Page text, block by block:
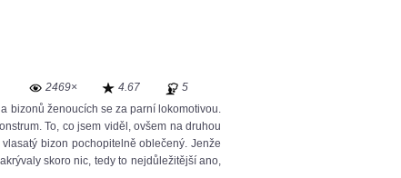
2469× 4.67
5
bizonů ženoucích se za parní lokomotivou.
To, co jsem viděl, ovšem na druhou
bizon pochopitelně oblečený. Jenže
skoro nic, tedy to nejdůležitější ano,